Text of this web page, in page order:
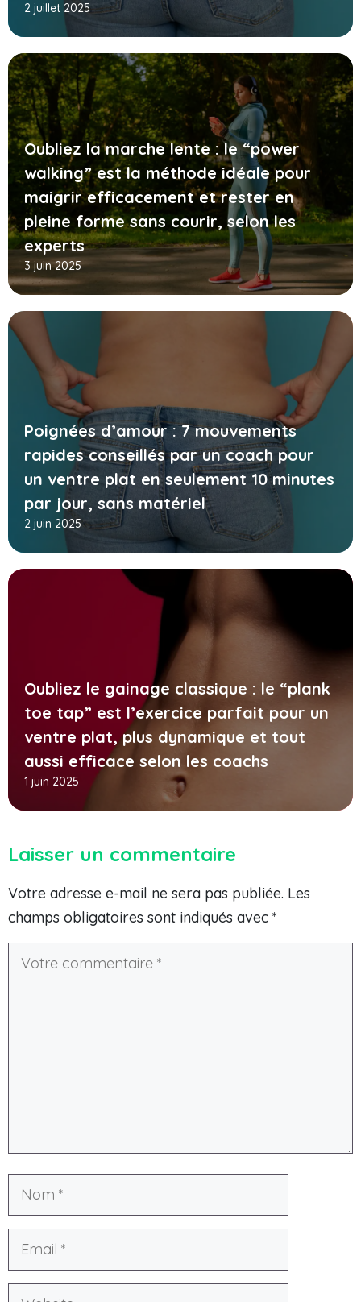
2 juillet 2025
Oubliez la marche lente : le “power
walking” est la méthode idéale pour
maigrir efficacement et rester en
pleine forme sans courir, selon les
experts
3 juin 2025
Poignées d’amour : 7 mouvements
rapides conseillés par un coach pour
un ventre plat en seulement 10 minutes
par jour, sans matériel
2 juin 2025
Oubliez le gainage classique : le “plank
toe tap” est l’exercice parfait pour un
ventre plat, plus dynamique et tout
aussi efficace selon les coachs
1 juin 2025
Laisser un commentaire
Votre adresse e-mail ne sera pas publiée. Les
champs obligatoires sont indiqués avec *